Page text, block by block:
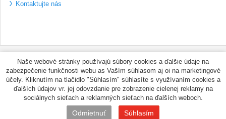
Kontaktujte nás
Bezpečné platební
metody
Využíváme zasílání
PPL
© PNEUMAX.SK 2026 by
Naše webové stránky používajú súbory cookies a ďalšie údaje na
zabezpečenie funkčnosti webu as Vaším súhlasom aj oi na marketingové
účely. Kliknutím na tlačidlo "Súhlasím" súhlasíte s využívaním cookies a
ďalších údajov vr. jej odovzdanie pre zobrazenie cielenej reklamy na
sociálnych sieťach a reklamných sieťach na ďalších weboch.
Odmietnuť Súhlasím